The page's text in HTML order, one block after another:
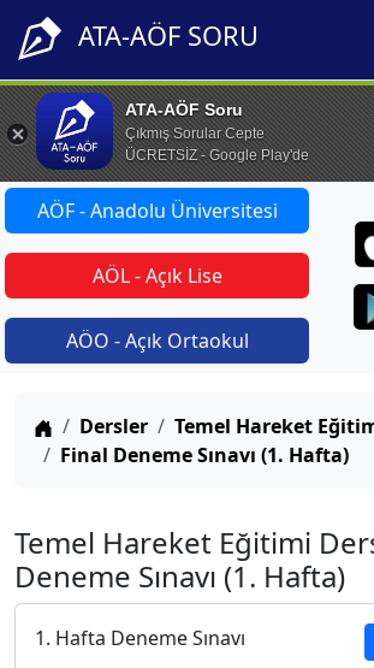
ATA-AÖF SORU
ATA-AÖF Soru
Çıkmış Sorular Cepte
ÜCRETSİZ - Google Play'de
AÖF - Anadolu Üniversitesi
AÖL - Açık Lise
AÖO - Açık Ortaokul
Anasayfa
Dersler
Temel Hareket
Final Deneme Sınavı (1. Hafta)
Temel Hareket Eğitimi
Deneme Sınavı (1. Hafta)
1. Hafta Deneme Sınavı